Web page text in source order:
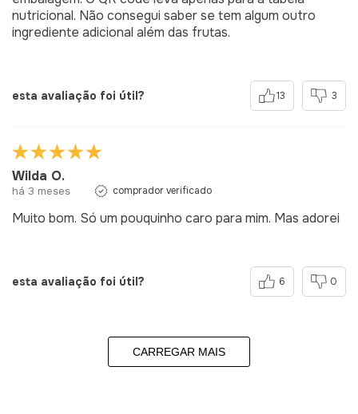
nutricional. Não consegui saber se tem algum outro
ingrediente adicional além das frutas.
esta avaliação foi útil? 13 3
Wilda O.
há 3 meses comprador verificado
Muito bom. Só um pouquinho caro para mim. Mas adorei
esta avaliação foi útil? 6 0
CARREGAR MAIS